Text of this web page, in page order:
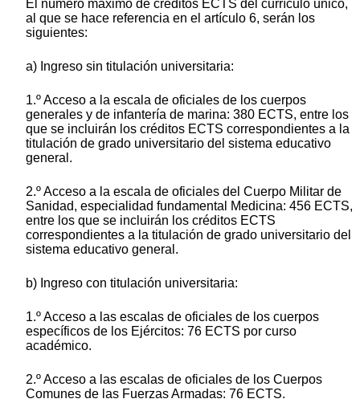
El número máximo de créditos ECTS del currículo único,
al que se hace referencia en el artículo 6, serán los
siguientes:
a) Ingreso sin titulación universitaria:
1.º Acceso a la escala de oficiales de los cuerpos
generales y de infantería de marina: 380 ECTS, entre los
que se incluirán los créditos ECTS correspondientes a la
titulación de grado universitario del sistema educativo
general.
2.º Acceso a la escala de oficiales del Cuerpo Militar de
Sanidad, especialidad fundamental Medicina: 456 ECTS,
entre los que se incluirán los créditos ECTS
correspondientes a la titulación de grado universitario del
sistema educativo general.
b) Ingreso con titulación universitaria:
1.º Acceso a las escalas de oficiales de los cuerpos
específicos de los Ejércitos: 76 ECTS por curso
académico.
2.º Acceso a las escalas de oficiales de los Cuerpos
Comunes de las Fuerzas Armadas: 76 ECTS.